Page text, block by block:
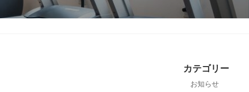
カテゴリー
お知らせ